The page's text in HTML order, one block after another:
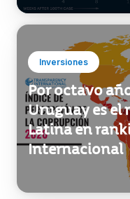
Inversiones
Por octavo
Uruguay es el
Latina en
Internacional